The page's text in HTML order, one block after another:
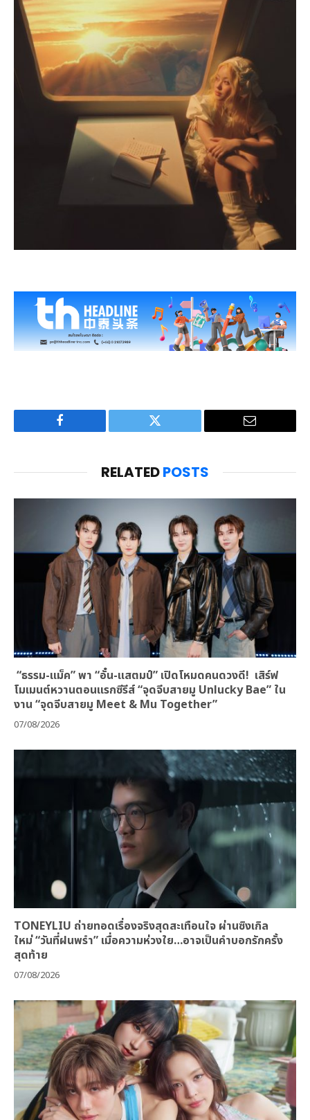
Facebook Twitter Email
RELATEDPOSTS
“ธรรม-แม็ค” พา “อั๋น-แสตมป์” เปิดโหมดคนดวงดี! เสิร์ฟ
โมเมนต์หวานตอนแรกซีรีส์ “จุดจีบสายมู Unlucky Bae” ใน
งาน “จุดจีบสายมู Meet & Mu Together”
07/08/2026
TONEYLIU ถ่ายทอดเรื่องจริงสุดสะเทือนใจ ผ่านซิงเกิล
ใหม่ “วันที่ฝนพรำ” เมื่อความห่วงใย…อาจเป็นคำบอกรักครั้ง
สุดท้าย
07/08/2026